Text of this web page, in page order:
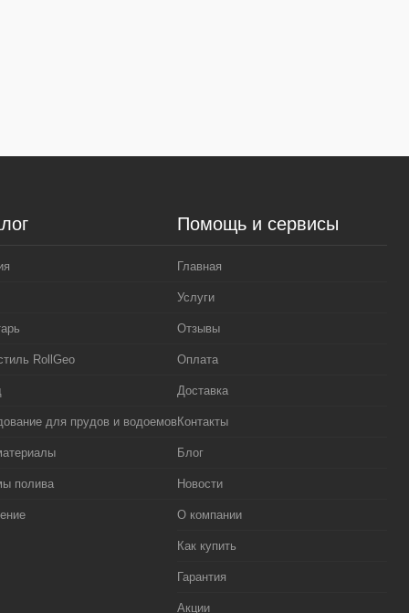
RollGeo
для прудов и водоемов
полива
Помощь и сервисы
Главная
Услуги
Отзывы
Оплата
Доставка
Контакты
Блог
Новости
О компании
Как купить
Гарантия
Акции